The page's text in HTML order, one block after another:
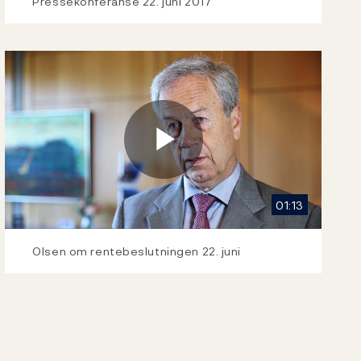
Play
Video
01:13
Olsen om rentebeslutningen 22. juni